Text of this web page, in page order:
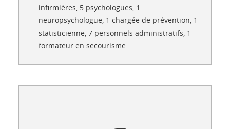
infirmières, 5 psychologues, 1
neuropsychologue, 1 chargée de prévention, 1
statisticienne, 7 personnels administratifs, 1
formateur en secourisme.